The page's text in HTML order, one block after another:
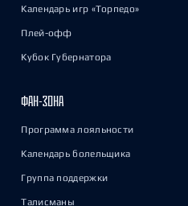
Календарь игр «Торпедо»
Плей-офф
Кубок Губернатора
ФАН-ЗОНА
Программа лояльности
Календарь болельщика
Группа поддержки
Талисманы